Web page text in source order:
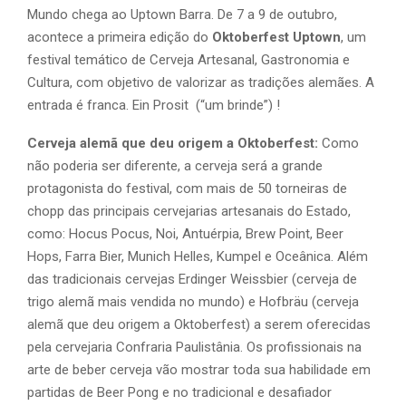
Mundo chega ao Uptown Barra. De 7 a 9 de outubro,
acontece a primeira edição do Oktoberfest Uptown, um
festival temático de Cerveja Artesanal, Gastronomia e
Cultura, com objetivo de valorizar as tradições alemães. A
entrada é franca. Ein Prosit (“um brinde”) !
Cerveja alemã que deu origem a Oktoberfest: Como
não poderia ser diferente, a cerveja será a grande
protagonista do festival, com mais de 50 torneiras de
chopp das principais cervejarias artesanais do Estado,
como: Hocus Pocus, Noi, Antuérpia, Brew Point, Beer
Hops, Farra Bier, Munich Helles, Kumpel e Oceânica. Além
das tradicionais cervejas Erdinger Weissbier (cerveja de
trigo alemã mais vendida no mundo) e Hofbräu (cerveja
alemã que deu origem a Oktoberfest) a serem oferecidas
pela cervejaria Confraria Paulistânia. Os profissionais na
arte de beber cerveja vão mostrar toda sua habilidade em
partidas de Beer Pong e no tradicional e desafiador